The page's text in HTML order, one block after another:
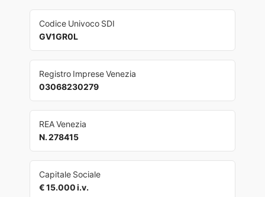
Codice Univoco SDI
GV1GR0L
Registro Imprese Venezia
03068230279
REA Venezia
N. 278415
Capitale Sociale
€ 15.000 i.v.